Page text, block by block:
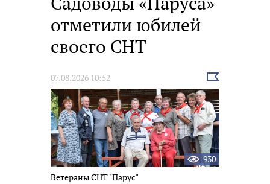
отметили юбилей
своего СНТ
07.08.2026 10:52
Выбрать
новость
930
Ветераны СНТ "Парус"